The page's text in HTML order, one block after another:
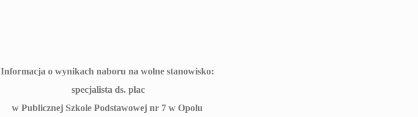
Informacja o wynikach naboru na wolne stanowisko:
specjalista ds. płac
w Publicznej Szkole Podstawowej nr 7 w Opolu